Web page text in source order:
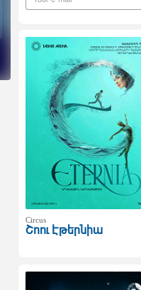
Circus
Շոու Էթերնիա